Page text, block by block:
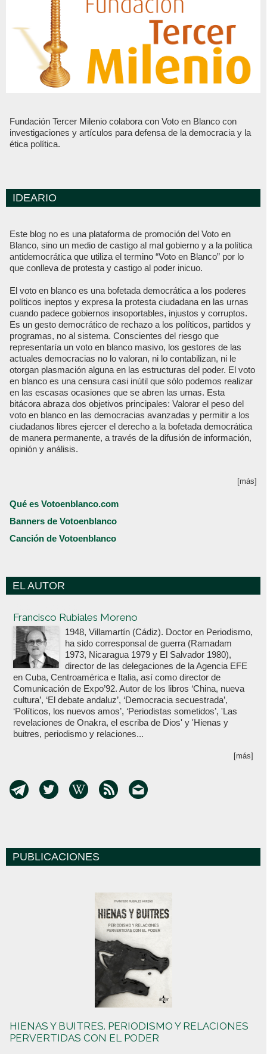
Fundación Tercer Milenio colabora con Voto en Blanco con
investigaciones y artículos para defensa de la democracia y la
ética política.
IDEARIO
Este blog no es una plataforma de promoción del Voto en
Blanco, sino un medio de castigo al mal gobierno y a la política
antidemocrática que utiliza el termino “Voto en Blanco” por lo
que conlleva de protesta y castigo al poder inicuo.
El voto en blanco es una bofetada democrática a los poderes
políticos ineptos y expresa la protesta ciudadana en las urnas
cuando padece gobiernos insoportables, injustos y corruptos.
Es un gesto democrático de rechazo a los políticos, partidos y
programas, no al sistema. Conscientes del riesgo que
representaría un voto en blanco masivo, los gestores de las
actuales democracias no lo valoran, ni lo contabilizan, ni le
otorgan plasmación alguna en las estructuras del poder. El voto
en blanco es una censura casi inútil que sólo podemos realizar
en las escasas ocasiones que se abren las urnas. Esta
bitácora abraza dos objetivos principales: Valorar el peso del
voto en blanco en las democracias avanzadas y permitir a los
ciudadanos libres ejercer el derecho a la bofetada democrática
de manera permanente, a través de la difusión de información,
opinión y análisis.
[más]
Qué es Votoenblanco.com
Banners de Votoenblanco
Canción de Votoenblanco
EL AUTOR
Francisco Rubiales Moreno
1948, Villamartín (Cádiz). Doctor en Periodismo,
ha sido corresponsal de guerra (Ramadam
1973, Nicaragua 1979 y El Salvador 1980),
director de las delegaciones de la Agencia EFE
en Cuba, Centroamérica e Italia, así como director de
Comunicación de Expo’92. Autor de los libros ‘China, nueva
cultura’, ‘El debate andaluz’, ‘Democracia secuestrada’,
‘Políticos, los nuevos amos’, ‘Periodistas sometidos’, 'Las
revelaciones de Onakra, el escriba de Dios' y 'Hienas y
buitres, periodismo y relaciones...
[más]
PUBLICACIONES
HIENAS Y BUITRES. PERIODISMO Y RELACIONES
PERVERTIDAS CON EL PODER